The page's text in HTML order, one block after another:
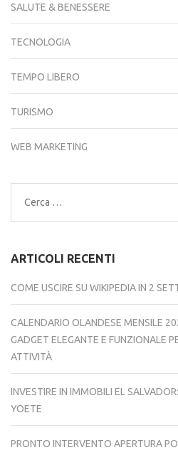
SALUTE & BENESSERE
TECNOLOGIA
TEMPO LIBERO
TURISMO
WEB MARKETING
Ricerca
per:
ARTICOLI RECENTI
COME USCIRE SU WIKIPEDIA IN 2
CALENDARIO OLANDESE MENSILE
GADGET ELEGANTE E FUNZIONALE
ATTIVITÀ
INVESTIRE IN IMMOBILI EL
YOETE
PRONTO INTERVENTO APERTURA